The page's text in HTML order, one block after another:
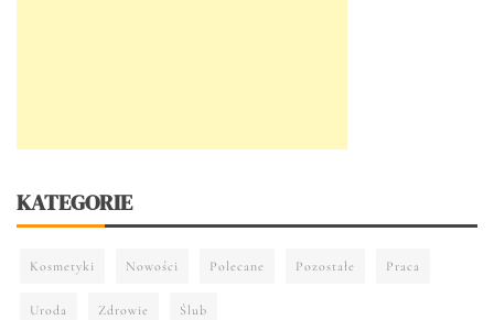
KATEGORIE
Kosmetyki Nowości Polecane Pozostałe Praca
Uroda Zdrowie Ślub